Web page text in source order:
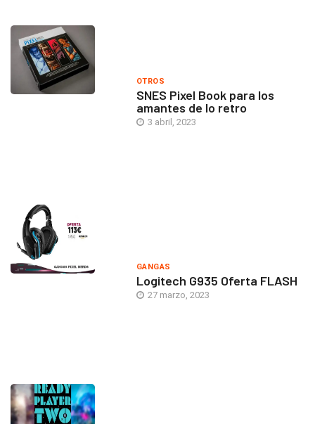
OTROS
SNES Pixel Book para los
amantes de lo retro
3 abril, 2023
GANGAS
Logitech G935 Oferta FLASH
27 marzo, 2023